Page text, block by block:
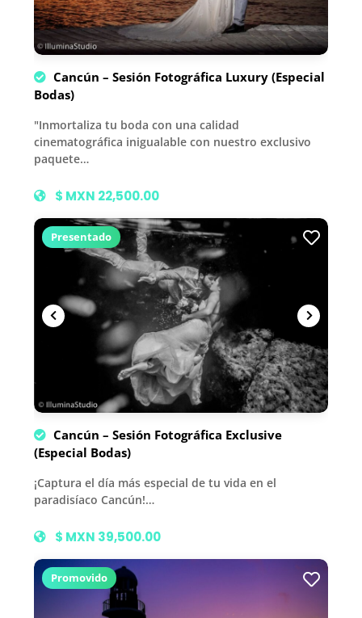
Cancún – Sesión Fotográfica Luxury (Especial
Bodas)
"Inmortaliza tu boda con una calidad
cinematográfica inigualable con nuestro exclusivo
paquete…
$ MXN 22,500.00
Presentado
Cancún – Sesión Fotográfica Exclusive
(Especial Bodas)
¡Captura el día más especial de tu vida en el
paradisíaco Cancún!…
$ MXN 39,500.00
Promovido